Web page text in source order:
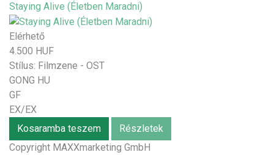
Staying Alive (Életben Maradni)
Elérhető
4.500 HUF
Stílus: Filmzene - OST
GONG HU
GF
EX/EX
Kosaramba teszem
Részletek
Copyright MAXXmarketing GmbH